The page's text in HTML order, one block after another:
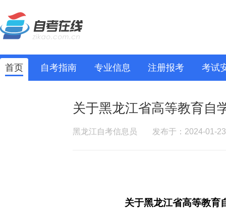
首页 自考指南 专业信息 注册报考 考试
关于黑龙江省高等教育自
黑龙江自考信息员 发布于：2024-01-23
关于黑龙江省高等教育